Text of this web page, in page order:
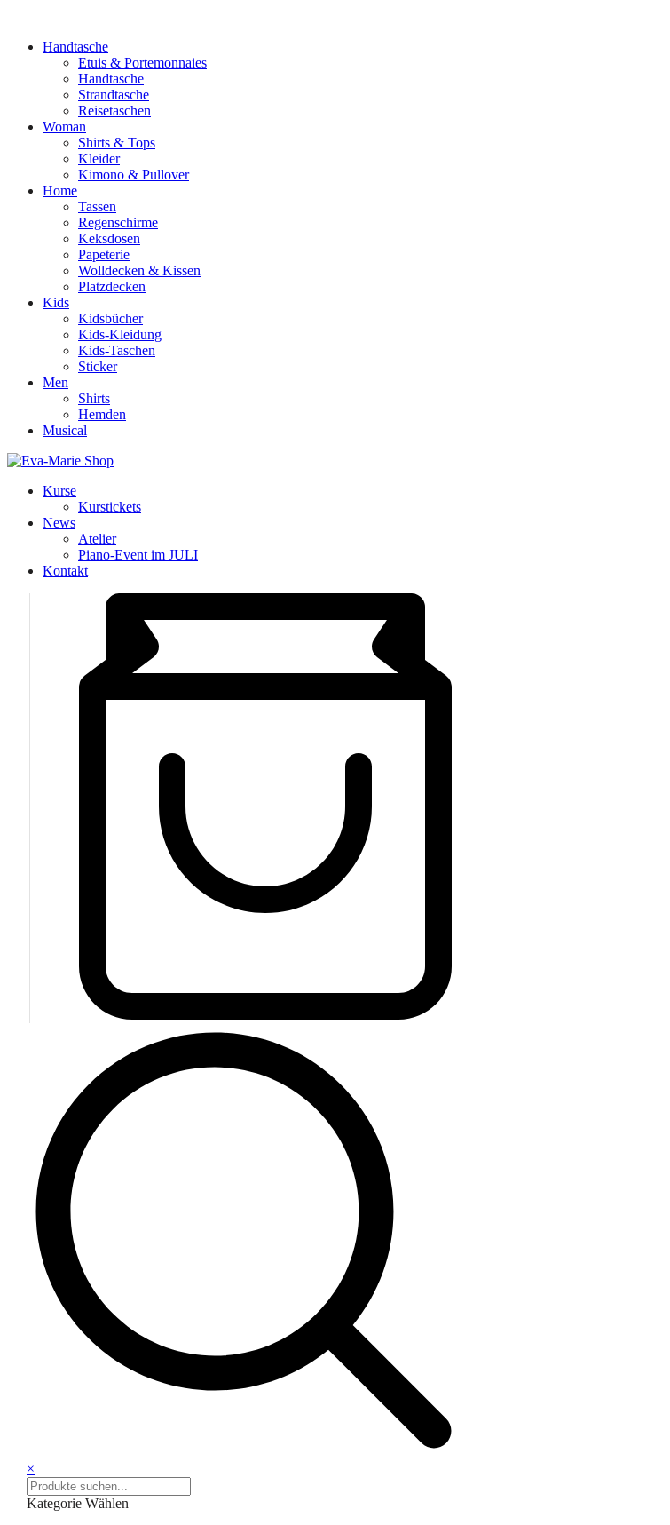
Handtasche
Etuis & Portemonnaies
Handtasche
Strandtasche
Reisetaschen
Woman
Shirts & Tops
Kleider
Kimono & Pullover
Home
Tassen
Regenschirme
Keksdosen
Papeterie
Wolldecken & Kissen
Platzdecken
Kids
Kidsbücher
Kids-Kleidung
Kids-Taschen
Sticker
Men
Shirts
Hemden
Musical
Kurse
Kurstickets
News
Atelier
Piano-Event im JULI
Kontakt
×
Kategorie Wählen